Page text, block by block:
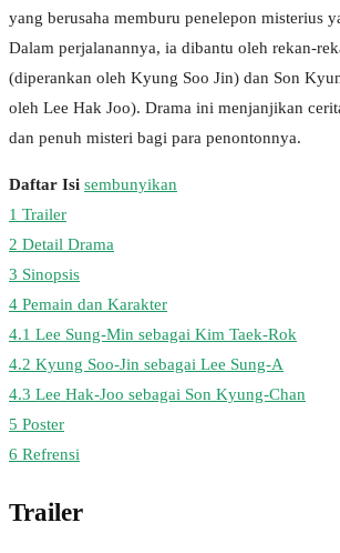
yang berusaha memburu penelepon misterius
Dalam perjalanannya, ia dibantu oleh rekan-
(diperankan oleh Kyung Soo Jin) dan Son
oleh Lee Hak Joo). Drama ini menjanjikan
dan penuh misteri bagi para penontonnya.
Daftar Isi sembunyikan
1 Trailer
2 Detail Drama
3 Sinopsis
4 Pemain dan Karakter
4.1 Lee Sung-Min sebagai Kim Taek-Rok
4.2 Kyung Soo-Jin sebagai Lee Sung-A
4.3 Lee Hak-Joo sebagai Son Kyung-Chan
5 Poster
6 Refrensi
Trailer